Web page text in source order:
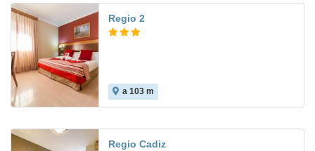
Regio 2
a 103 m
Regio Cadiz